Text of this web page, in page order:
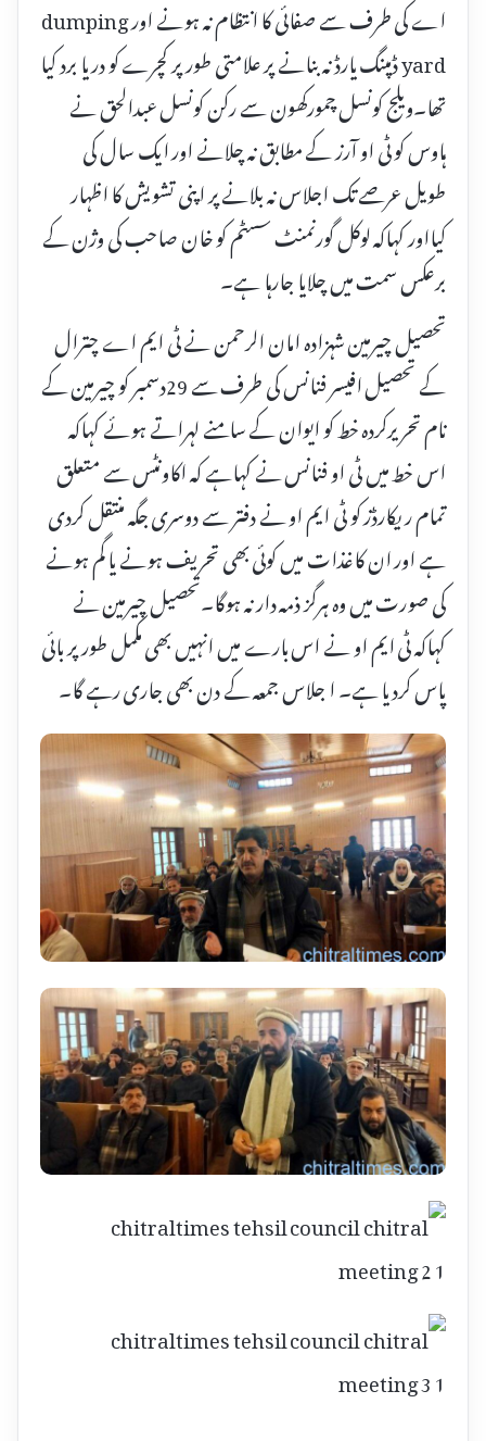
اے کی طرف سے صفائی کا انتظام نہ ہونے اور dumping
yard ڈمپنگ یارڈ نہ بنانے پر علامتی طور پر کچرے کو دریا برد کیا
تھا۔ویلج کونسل چمورکھون سے رکن کونسل عبدالحق نے
ہاوس کو ٹی او آرز کے مطابق نہ چلانے اور ایک سال کی
طویل عرصے تک اجلاس نہ بلانے پر اپنی تشویش کا اظہار
کیااور کہاکہ لوکل گورنمنٹ سسٹم کو خان صاحب کی وژن کے
برعکس سمت میں چلایا جارہا ہے۔
تحصیل چیرمین شہزادہ امان الرحمن نے ٹی ایم اے چترال
کے تحصیل افیسر فنانس کی طرف سے 29دسمبر کو چیرمین کے
نام تحریرکردہ خط کو ایوان کے سامنے لہراتے ہوئے کہاکہ
اس خط میں ٹی او فنانس نے کہاہے کہ اکاونٹس سے متعلق
تمام ریکارڈز کو ٹی ایم او نے دفتر سے دوسری جگہ منتقل کردی
ہے اور ان کاغذات میں کوئی بھی تحریف ہونے یا گم ہونے
کی صورت میں وہ ہرگز ذمہ دار نہ ہوگا۔تحصیل چیرمین نے
کہاکہ ٹی ایم او نے اس بارے میں انہیں بھی مکمل طور پر بائی
پاس کردیا ہے۔ ا جلاس جمعہ کے دن بھی جاری رہے گا۔